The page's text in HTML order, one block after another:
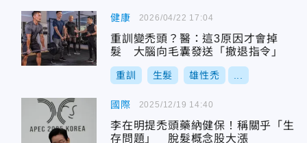
健康
重訓變禿頭？醫：這3原因才會掉
髮 大腦向毛囊發送「撤退指令」
重訓 生髮 雄性禿
2026/04/22 17:04
國際
李在明提禿頭藥納健保！稱關乎「生
存問題」 脫髮概念股大漲
2025/12/19 14:40